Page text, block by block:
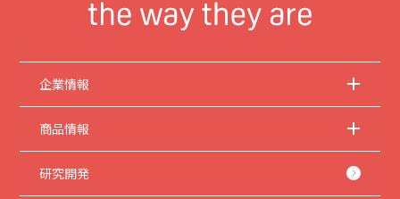
企業情報
商品情報
研究開発